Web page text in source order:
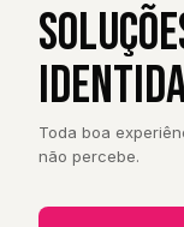
Toda boa
não percebe.